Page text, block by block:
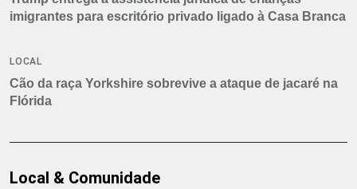
imigrantes para escritório privado ligado à Casa Branca
LOCAL
Cão da raça Yorkshire sobrevive a ataque de jacaré na
Flórida
Local & Comunidade